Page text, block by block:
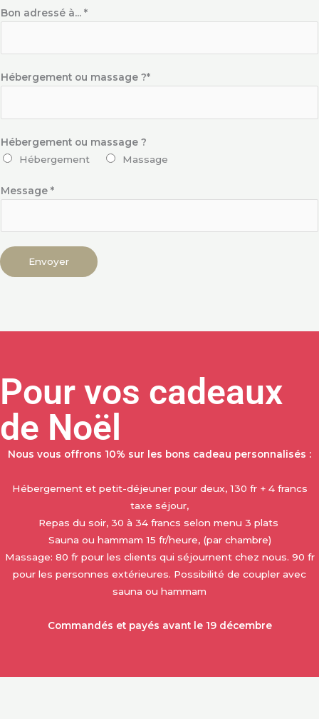
Bon adressé à... *
Hébergement ou massage ?*
Hébergement ou massage ?
Hébergement
Massage
Message *
Envoyer
t
v
Pour vos cadeaux
de Noël
Nous vous offrons 10% sur les bons cadeau personnalisés :
Hébergement et petit-déjeuner pour deux, 130 fr + 4 francs
taxe séjour,
Repas du soir, 30 à 34 francs selon menu 3 plats
Sauna ou hammam 15 fr/heure, (par chambre)
Massage: 80 fr pour les clients qui séjournent chez nous. 90 fr
pour les personnes extérieures. Possibilité de coupler avec
sauna ou hammam
Commandés et payés avant le 19 décembre